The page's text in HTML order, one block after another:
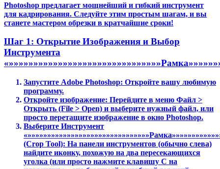
Photoshop предлагает мощнейший и гибкий инструмент
для кадрирования. Следуйте этим простым шагам, и вы
станете мастером обрезки в кратчайшие сроки!
Шаг 1: Открытие Изображения и Выбор
Инструмента
Запустите Adobe Photoshop: Откройте вашу любимую
программу.
Откройте изображение: Перейдите в меню Файл >
Открыть (File > Open) и выберите нужный файл, или
просто перетащите изображение в окно Photoshop.
Выберите Инструмент
(Crop Tool): На панели инструментов (обычно слева)
найдите иконку, похожую на два пересекающихся
уголка (или просто нажмите клавишу C на